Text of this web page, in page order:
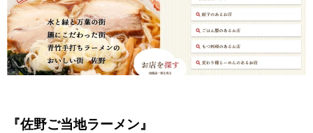
『佐野ご当地ラーメン』